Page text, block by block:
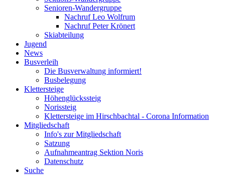
Senioren-Wandergruppe
Nachruf Leo Wolfrum
Nachruf Peter Krönert
Skiabteilung
Jugend
News
Busverleih
Die Busverwaltung informiert!
Busbelegung
Klettersteige
Höhenglückssteig
Norissteig
Klettersteige im Hirschbachtal - Corona Information
Mitgliedschaft
Info's zur Mitgliedschaft
Satzung
Aufnahmeantrag Sektion Noris
Datenschutz
Suche